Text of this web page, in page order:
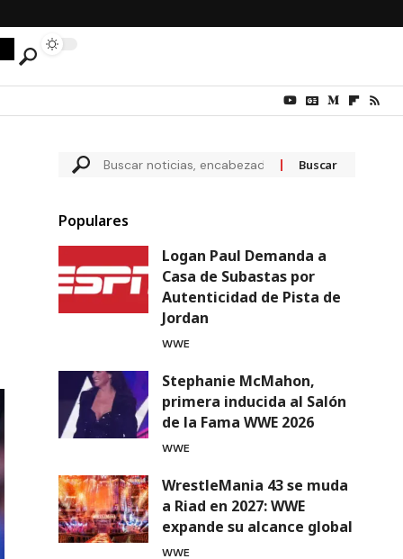
Populares
Logan Paul Demanda a
Casa de Subastas por
Autenticidad de Pista de
Jordan
WWE
Stephanie McMahon,
primera inducida al Salón
de la Fama WWE 2026
WWE
WrestleMania 43 se muda
a Riad en 2027: WWE
expande su alcance global
WWE